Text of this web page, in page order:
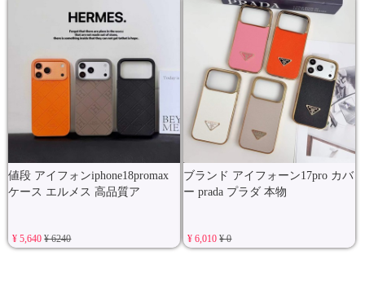
値段 アイフォンiphone18promax
ケース エルメス 高品質ア
¥ 5,640¥ 6240
ブランド アイフォーン17pro カバ
ー prada プラダ 本物
¥ 6,010¥ 0